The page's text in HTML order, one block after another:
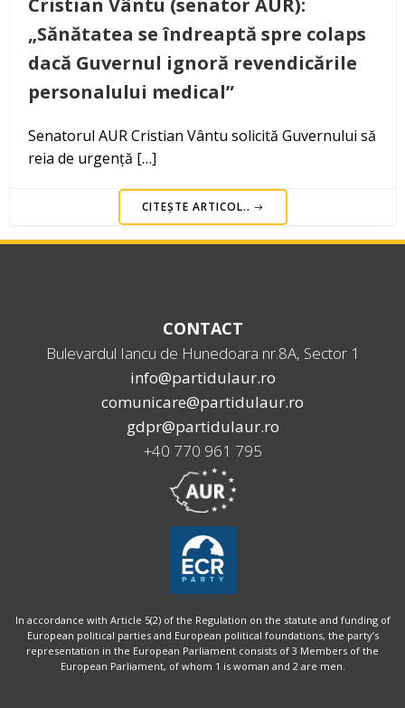
„Sănătatea se îndreaptă spre colaps
dacă Guvernul ignoră revendicările
personalului medical”
Senatorul AUR Cristian Vântu solicită Guvernului să
reia de urgență […]
CITEȘTE ARTICOL..
CONTACT
Bulevardul Iancu de Hunedoara nr.8A, Sector 1
info@partidulaur.ro
comunicare@partidulaur.ro
gdpr@partidulaur.ro
+40 770 961 795
In accordance with Article 5(2) of the Regulation on the statute and funding of
European political parties and European political foundations, the party’s
representation in the European Parliament consists of 3 Members of the
European Parliament, of whom 1 is woman and 2 are men.